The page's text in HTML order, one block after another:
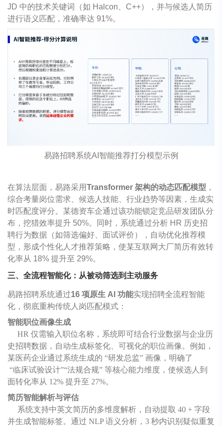
JD 中的技术关键词（如 Halcon、C++），并与候选人简历
进行语义匹配，准确率达 91%。
易路招聘系统AI智能推荐打分模型示例
在算法层面，易路采用Transformer 架构的动态匹配模型 ，
综合考量岗位需求、候选人技能、行业趋势等因素，生成实
时匹配度评分。某德资车企通过该功能锁定竞品研发团队分
布，挖猎效率提升 50%。同时，系统通过分析 HR 历史招
聘行为数据（如筛选偏好、面试评价），自动优化推荐模
型，形成个性化人才推荐策略，使某互联网大厂简历有效转
化率从 18% 提升至 29%。
三、全流程智能化：从被动筛选到主动服务
易路招聘系统通过16 项原生 AI 功能实现招聘全流程智能
化，彻底重构传统人岗匹配模式：
智能职位画像生成
HR 仅需输入职位名称，系统即可结合行业数据与企业历
史招聘数据，自动生成标签化、可视化的职位画像。例如，
某医药企业通过系统生成的 “研发总监” 画像，明确了
“临床试验设计”“法规合规” 等核心能力维度，使候选人到
面转化率从 12% 提升至 27%。
简历智能解析与评估
系统支持中英文简历的多维度解析，自动提取 40 + 字段
并生成智能标签。通过 NLP 语义分析，3 秒内识别疑似重复